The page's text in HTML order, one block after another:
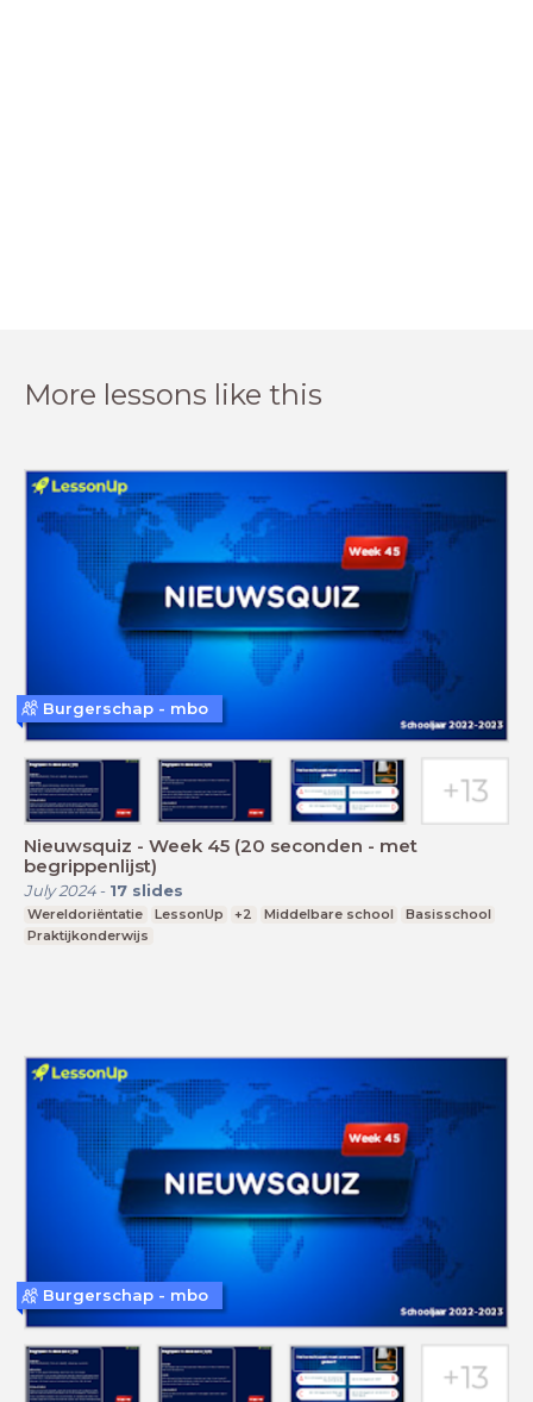
More lessons like this
Nieuwsquiz - Week 45 (20 seconden - met
begrippenlijst)
July 2024- 17 slides
Wereldoriëntatie LessonUp +2 Middelbare school
Basisschool
Praktijkonderwijs
Burgerschap - mbo
Burgerschap - mbo